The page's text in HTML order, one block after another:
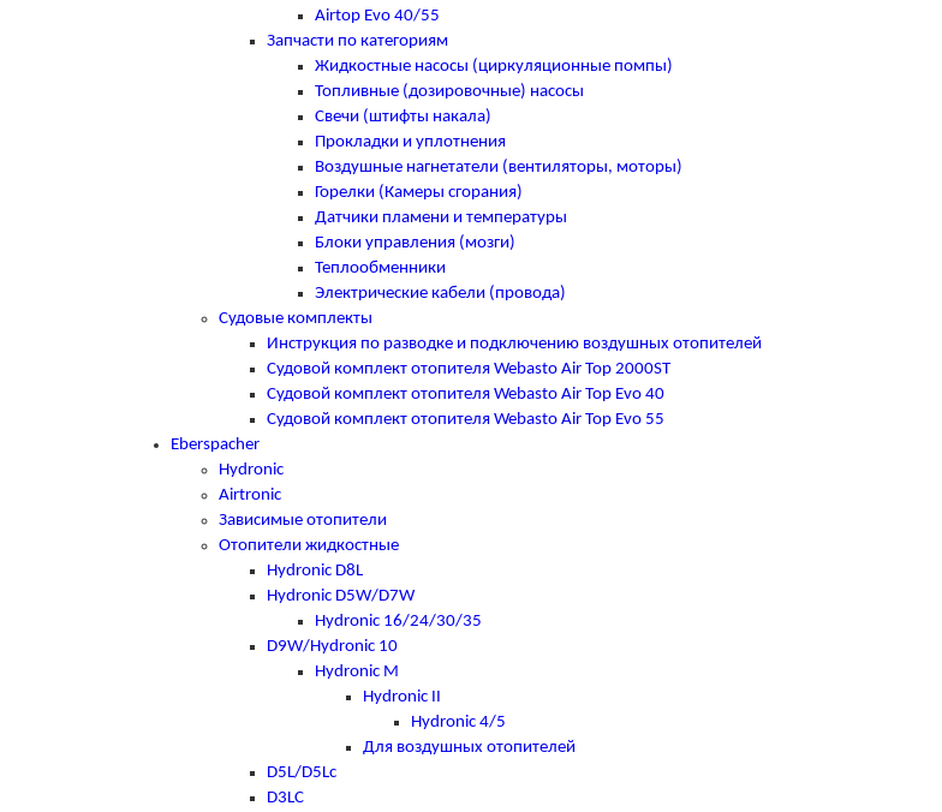
Airtop Evo 40/55
Запчасти по категориям
Жидкостные насосы (циркуляционные помпы)
Топливные (дозировочные) насосы
Свечи (штифты накала)
Прокладки и уплотнения
Воздушные нагнетатели (вентиляторы, моторы)
Горелки (Камеры сгорания)
Датчики пламени и температуры
Блоки управления (мозги)
Теплообменники
Электрические кабели (провода)
Судовые комплекты
Инструкция по разводке и подключению воздушных отопителей
Судовой комплект отопителя Webasto Air Top 2000ST
Судовой комплект отопителя Webasto Air Top Evo 40
Судовой комплект отопителя Webasto Air Top Evo 55
Eberspacher
Hydronic
Airtronic
Зависимые отопители
Отопители жидкостные
Hydronic D8L
Hydronic D5W/D7W
Hydronic 16/24/30/35
D9W/Hydronic 10
Hydronic M
Hydronic II
Hydronic 4/5
Для воздушных отопителей
D5L/D5Lc
D3LC